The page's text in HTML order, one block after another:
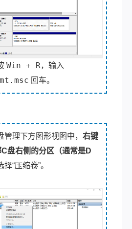
Win + R，输入
回车。
管理下方图形视图中， 右键
C盘右侧的分区（通常是D
择“压缩卷”。